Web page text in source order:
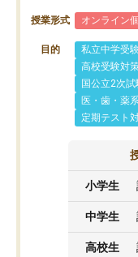
授業形式 オンライン
目的 私立中学受
高校受験対
国公立2次
医・歯・薬
定期テスト
小学生
中学生
高校生